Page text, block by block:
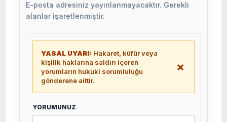
E-posta adresiniz yayınlanmayacaktır. Gerekli
alanlar işaretlenmiştir.
YASAL UYARI: Hakaret, küfür veya
kişilik haklarına saldırı içeren
yorumların hukuki sorumluluğu
gönderene aittir.
×
YORUMUNUZ